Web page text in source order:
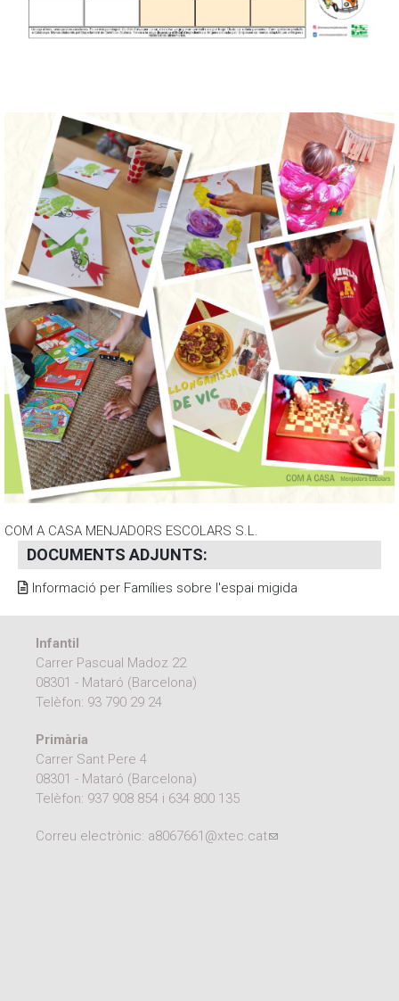
COM A CASA MENJADORS ESCOLARS S.L.
DOCUMENTS ADJUNTS:
Informació per Famílies sobre l'espai migida
Infantil
Carrer Pascual Madoz 22
08301 - Mataró (Barcelona)
Telèfon: 93 790 29 24
Primària
Carrer Sant Pere 4
08301 - Mataró (Barcelona)
Telèfon: 937 908 854 i 634 800 135
Correu electrònic: a8067661@xtec.cat(link sends e-mail)